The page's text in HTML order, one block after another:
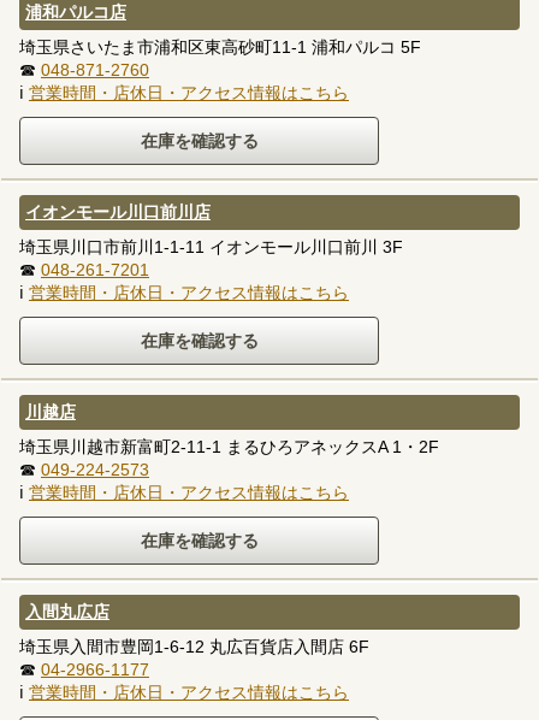
浦和パルコ店
埼玉県さいたま市浦和区東高砂町11-1 浦和パルコ 5F
☎ 048-871-2760
ℹ 営業時間・店休日・アクセス情報はこちら
イオンモール川口前川店
埼玉県川口市前川1-1-11 イオンモール川口前川 3F
☎ 048-261-7201
ℹ 営業時間・店休日・アクセス情報はこちら
川越店
埼玉県川越市新富町2-11-1 まるひろアネックスA 1・2F
☎ 049-224-2573
ℹ 営業時間・店休日・アクセス情報はこちら
入間丸広店
埼玉県入間市豊岡1-6-12 丸広百貨店入間店 6F
☎ 04-2966-1177
ℹ 営業時間・店休日・アクセス情報はこちら